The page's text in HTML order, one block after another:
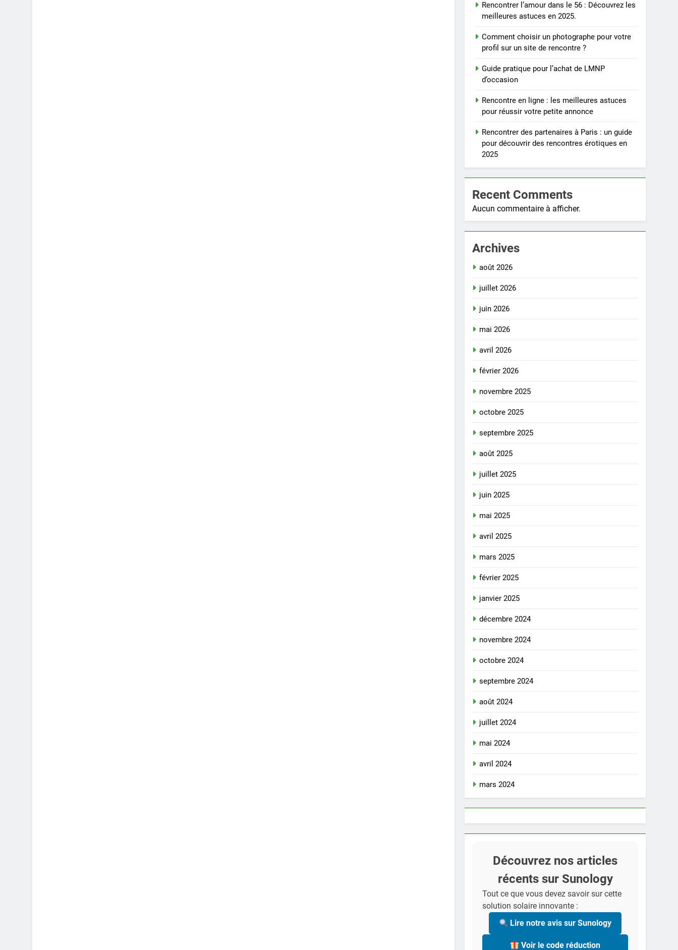
Rencontrer l’amour dans le 56 : Découvrez les
meilleures astuces en 2025.
Comment choisir un photographe pour votre
profil sur un site de rencontre ?
Guide pratique pour l’achat de LMNP
d’occasion
Rencontre en ligne : les meilleures astuces
pour réussir votre petite annonce
Rencontrer des partenaires à Paris : un guide
pour découvrir des rencontres érotiques en
2025
Recent Comments
Aucun commentaire à afficher.
Archives
août 2026
juillet 2026
juin 2026
mai 2026
avril 2026
février 2026
novembre 2025
octobre 2025
septembre 2025
août 2025
juillet 2025
juin 2025
mai 2025
avril 2025
mars 2025
février 2025
janvier 2025
décembre 2024
novembre 2024
octobre 2024
septembre 2024
août 2024
juillet 2024
mai 2024
avril 2024
mars 2024
Découvrez nos articles
récents sur Sunology
Tout ce que vous devez savoir sur cette
solution solaire innovante :
Lire notre avis sur Sunology
Voir le code réduction